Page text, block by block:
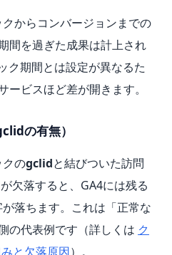
からコンバージョンまでの
間を過ぎた成果は計上され
ク期間とは設定が異なるた
ビスほど差が開きます。
の有無）
のgclidと結びついた訪問
欠落すると、GA4には残る
落ちます。これは「正常な
の代表例です（詳しくは ク
と欠落原因）。